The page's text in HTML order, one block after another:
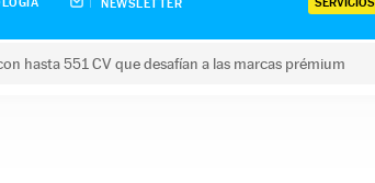
NEWSLETTER
hasta 551 CV que desafían a las marcas prémium